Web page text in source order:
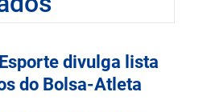
divulga lista
do Bolsa-Atleta